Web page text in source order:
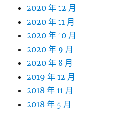
2020 年 12 月
2020 年 11 月
2020 年 10 月
2020 年 9 月
2020 年 8 月
2019 年 12 月
2018 年 11 月
2018 年 5 月